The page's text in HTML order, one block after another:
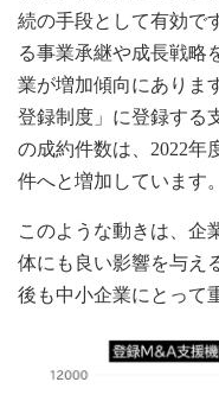
続の手段として有効で
る事業承継や成長戦略
業が増加傾向にありま
登録制度」に登録する
の成約件数は、2022年
件へと増加しています。
このような動きは、企
体にも良い影響を与え
後も中小企業にとって